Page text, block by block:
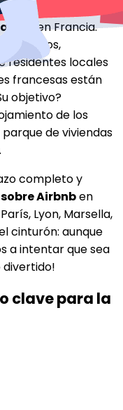
de inflexión
en Francia.
estudios,
residentes locales
francesas están
objetivo?
de los
de viviendas
completo y
Airbnben
Lyon, Marsella,
cinturón: aunque
a intentar que sea
divertido!
clave para la